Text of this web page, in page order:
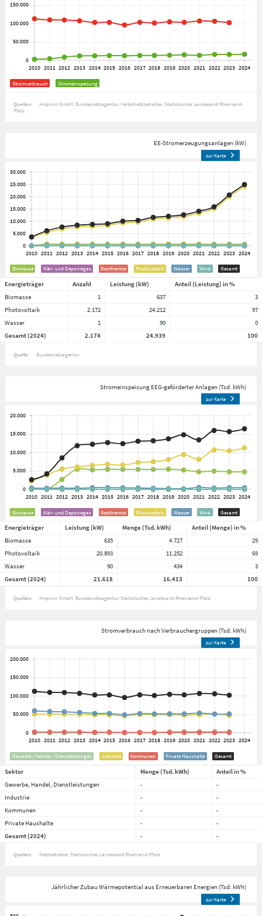
Stromverbrauch Stromeinspeisung
Quellen: Amprion GmbH Bundesnetzagentur Verteilnetzbetreiber Statistisches Landesamt Rheinland-
Pfalz
EE-Stromerzeugungsanlagen (kW)
zur Karte
Biomasse Klär- und Deponiegas Geothermie Photovoltaik Wasser Wind Gesamt
Energieträger Anzahl Leistung (kW)
Anteil (Leistung) in %
Biomasse
1 637
3
Photovoltaik
2.172 24.212
97
Wasser
1 90
0
Gesamt (2024)
2.174 24.939 100
Quelle: Bundesnetzagentur
Stromeinspeisung EEG-geförderter Anlagen (Tsd. kWh)
zur Karte
Biomasse Klär- und Deponiegas Geothermie Photovoltaik Wasser Wind Gesamt
Energieträger Leistung (kW) Menge (Tsd. kWh)
Anteil (Menge) in %
Biomasse
635 4.727
29
Photovoltaik
20.893 11.252
69
Wasser
90 434
3
Gesamt (2024)
21.618 16.413 100
Quellen: Amprion GmbH Bundesnetzagentur Statistisches Landesamt Rheinland-Pfalz
Stromverbrauch nach Verbrauchergruppen (Tsd. kWh)
zur Karte
Gewerbe / Handel / Dienstleistungen Industrie Kommunen Private Haushalte Gesamt
Sektor Menge (Tsd. kWh)
Anteil in %
Gewerbe, Handel, Dienstleistungen
-
-
Industrie
-
-
Kommunen
-
-
Private Haushalte
-
-
Gesamt (2024)
- -
Quellen: Netzbetreiber Statistisches Landesamt Rheinland-Pfalz
Jährlicher Zubau Wärmepotential aus Erneuerbaren Energien (Tsd. kWh)
zur Karte